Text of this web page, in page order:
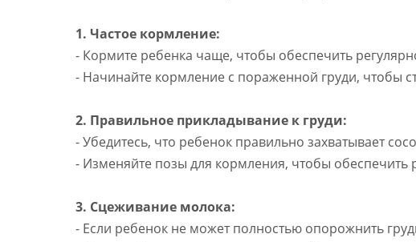
1. Частое кормление:
- Кормите ребенка чаще, чтобы обеспечить
- Начинайте кормление с пораженной груди, чтобы
2. Правильное прикладывание к груди:
- Убедитесь, что ребенок правильно захватывает
- Изменяйте позы для кормления, чтобы обеспечить
3. Сцеживание молока:
- Если ребенок не может полностью опорожнить